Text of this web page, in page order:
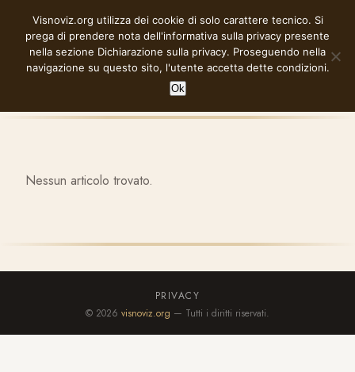
contenuto
VISNOVIZ.ORG
Nessun articolo trovato.
PRIVACY
© 2026 visnoviz.org — Tutti i diritti riservati.
Visnoviz.org utilizza dei cookie di solo carattere tecnico. Si
prega di prendere nota dell'informativa sulla privacy presente
nella sezione Dichiarazione sulla privacy. Proseguendo nella
navigazione su questo sito, l'utente accetta dette condizioni.
Ok